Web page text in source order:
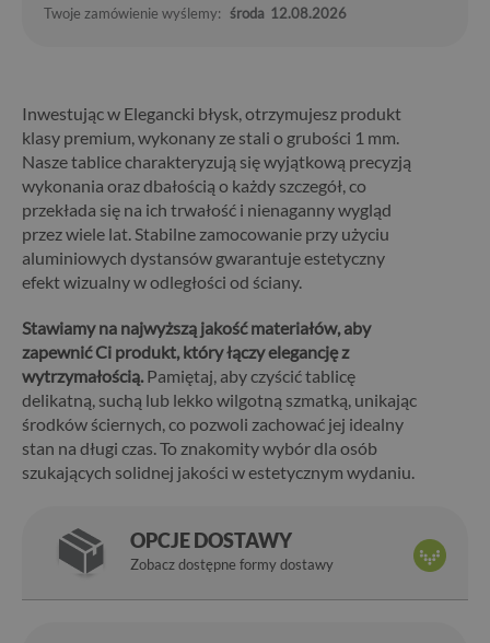
Twoje zamówienie wyślemy: środa 12.08.2026
Inwestując w Elegancki błysk, otrzymujesz produkt
klasy premium, wykonany ze stali o grubości 1 mm.
Nasze tablice charakteryzują się wyjątkową precyzją
wykonania oraz dbałością o każdy szczegół, co
przekłada się na ich trwałość i nienaganny wygląd
przez wiele lat. Stabilne zamocowanie przy użyciu
aluminiowych dystansów gwarantuje estetyczny
efekt wizualny w odległości od ściany.
Stawiamy na najwyższą jakość materiałów, aby
zapewnić Ci produkt, który łączy elegancję z
wytrzymałością.Pamiętaj, aby czyścić tablicę
delikatną, suchą lub lekko wilgotną szmatką, unikając
środków ściernych, co pozwoli zachować jej idealny
stan na długi czas. To znakomity wybór dla osób
szukających solidnej jakości w estetycznym wydaniu.
OPCJE DOSTAWY
Zobacz dostępne formy dostawy